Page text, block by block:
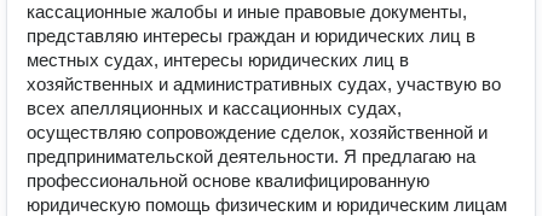
кассационные жалобы и иные правовые документы,
представляю интересы граждан и юридических лиц в
местных судах, интересы юридических лиц в
хозяйственных и административных судах, участвую во
всех апелляционных и кассационных судах,
осуществляю сопровождение сделок, хозяйственной и
предпринимательской деятельности. Я предлагаю на
профессиональной основе квалифицированную
юридическую помощь физическим и юридическим лицам